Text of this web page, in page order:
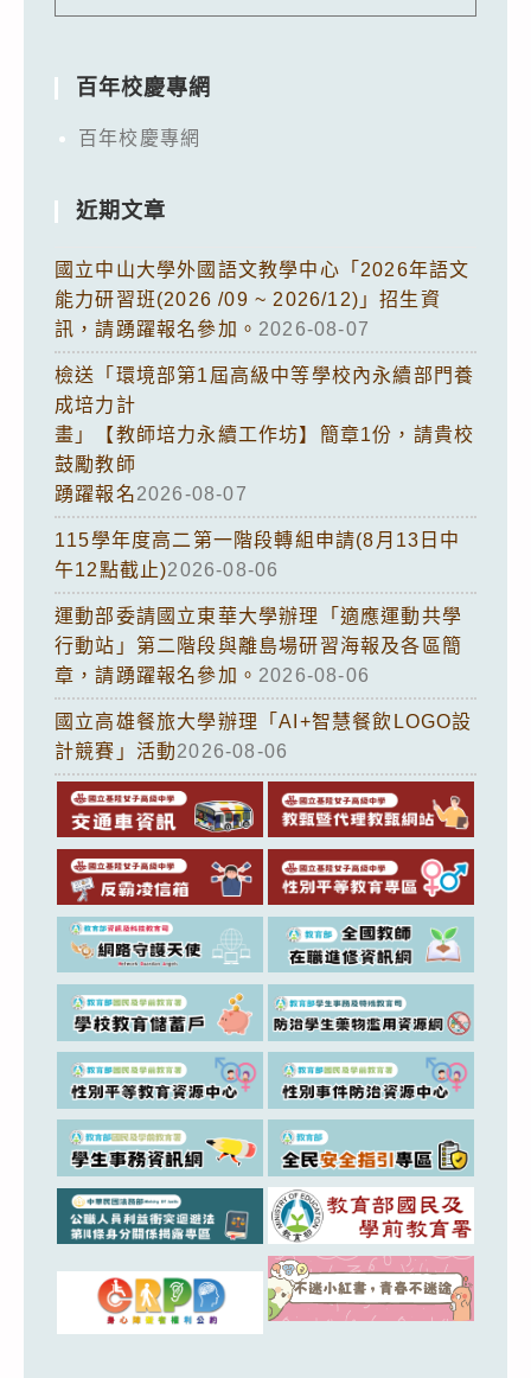
百年校慶專網
百年校慶專網
近期文章
國立中山大學外國語文教學中心「2026年語文
能力研習班(2026 /09 ~ 2026/12)」招生資
訊，請踴躍報名參加。 2026-08-07
檢送「環境部第1屆高級中等學校內永續部門養
成培力計
畫」【教師培力永續工作坊】簡章1份，請貴校
鼓勵教師
踴躍報名2026-08-07
115學年度高二第一階段轉組申請(8月13日中
午12點截止)2026-08-06
運動部委請國立東華大學辦理「適應運動共學
行動站」第二階段與離島場研習海報及各區簡
章，請踴躍報名參加。 2026-08-06
國立高雄餐旅大學辦理「AI+智慧餐飲LOGO設
計競賽」活動2026-08-06